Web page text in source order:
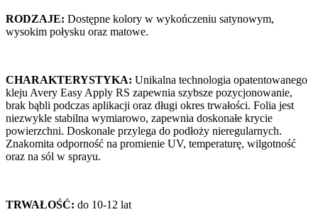
RODZAJE: Dostępne kolory w wykończeniu satynowym,
wysokim połysku oraz matowe.
CHARAKTERYSTYKA: Unikalna technologia opatentowanego
kleju Avery Easy Apply RS zapewnia szybsze pozycjonowanie,
brak bąbli podczas aplikacji oraz długi okres trwałości. Folia jest
niezwykle stabilna wymiarowo, zapewnia doskonałe krycie
powierzchni. Doskonale przylega do podłoży nieregularnych.
Znakomita odporność na promienie UV, temperaturę, wilgotność
oraz na sól w sprayu.
TRWAŁOŚĆ: do 10-12 lat